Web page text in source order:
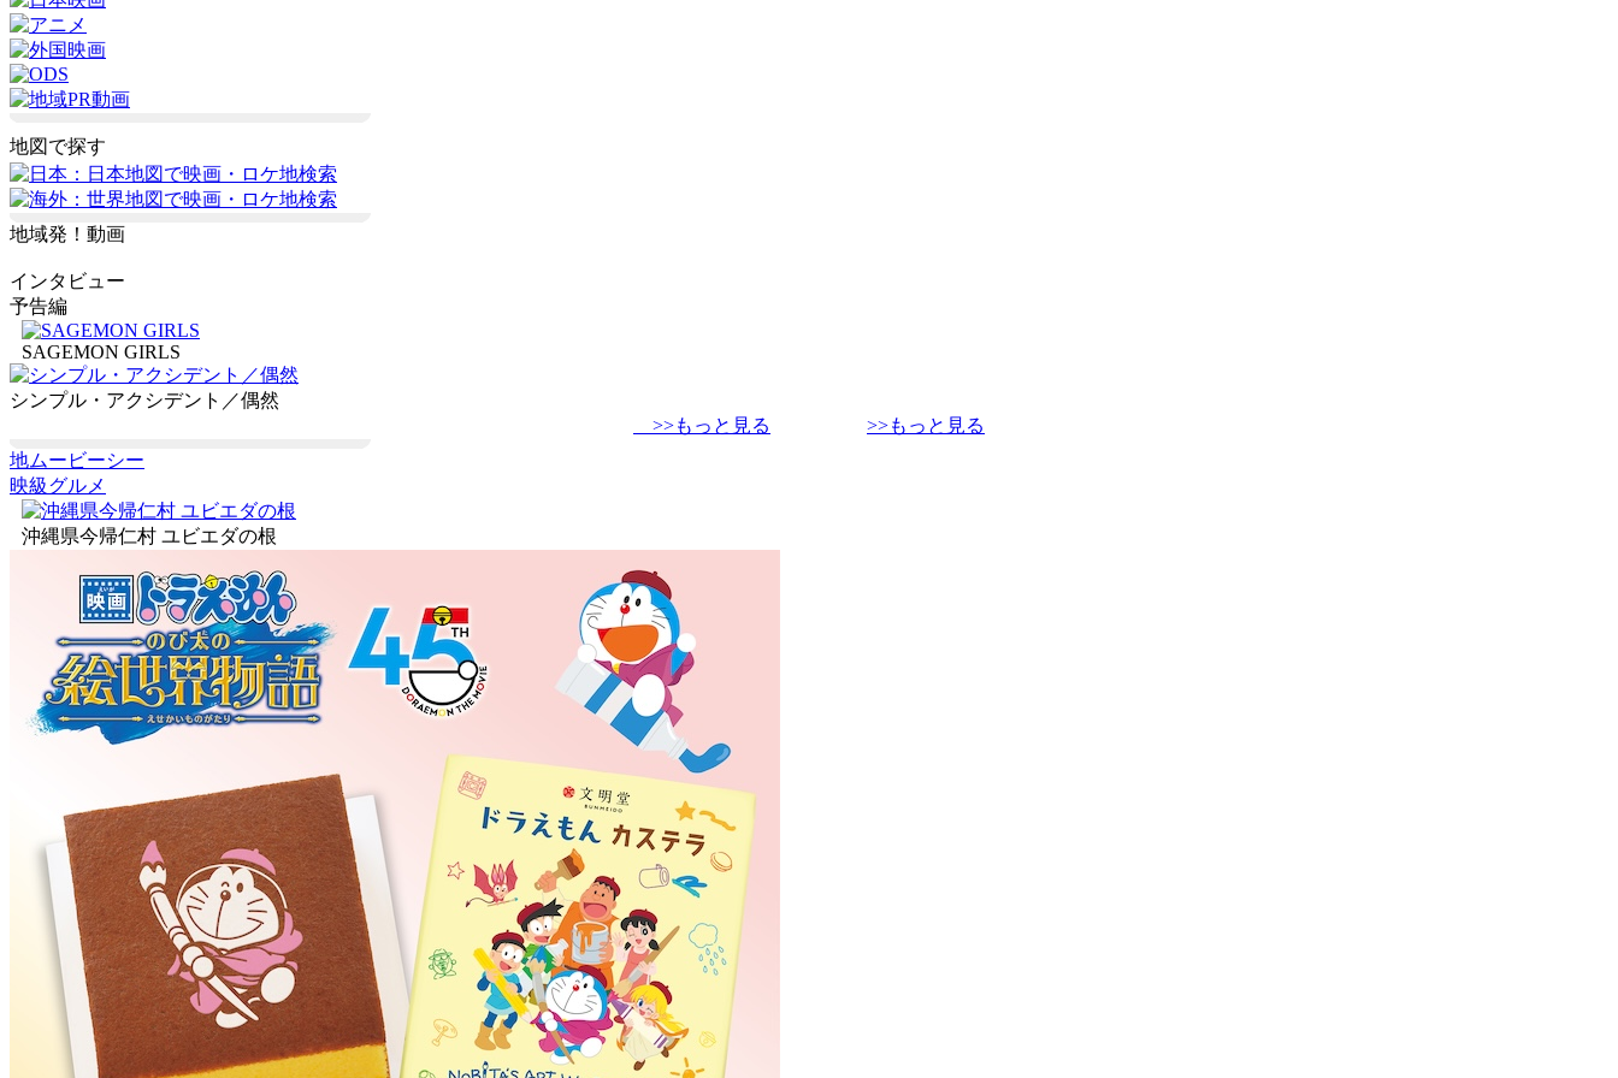
地図で探す
地域発！動画
インタビュー
予告編
SAGEMON GIRLS
シンプル・アクシデント／偶然
>>もっと見る
>>もっと見る
地ムービーシー
映級グルメ
沖縄県今帰仁村 ユビエダの根